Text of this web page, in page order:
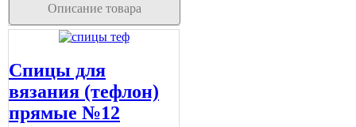
Описание товара
Спицы для
вязания (тефлон)
прямые №12